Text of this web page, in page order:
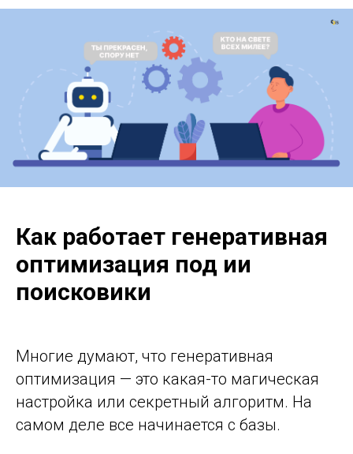
Как работает генеративная
оптимизация под ии
поисковики
Многие думают, что генеративная
оптимизация — это какая-то магическая
настройка или секретный алгоритм. На
самом деле все начинается с базы.